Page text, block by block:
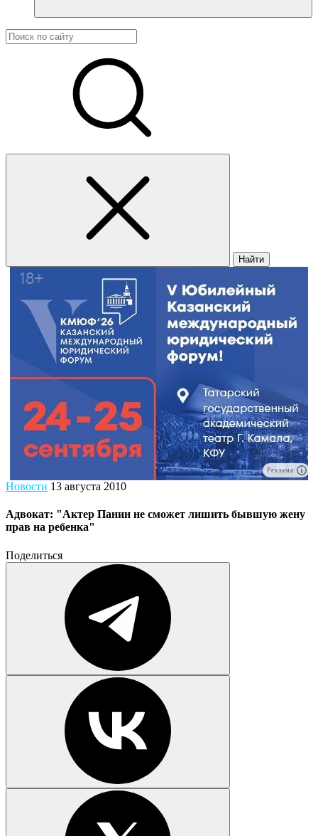
Найти
Реклама
Новости 13 августа 2010
Адвокат: "Актер Панин не сможет лишить бывшую жену
прав на ребенка"
Поделиться